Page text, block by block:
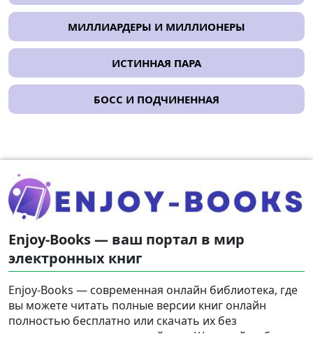
МИЛЛИАРДЕРЫ И МИЛЛИОНЕРЫ
ИСТИННАЯ ПАРА
БОСС И ПОДЧИНЕННАЯ
Enjoy-Books — ваш портал в мир
электронных книг
Enjoy-Books — современная онлайн библиотека, где
вы можете читать полные версии книг онлайн
полностью бесплатно или скачать их без
регистрации на свое устройство. Широкий выбор